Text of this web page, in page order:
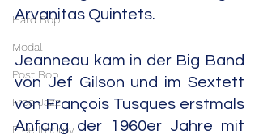
Hard Bop
Modal
Post Bop
Free Jazz
Free Improv
Arvanitas Quintets.
Jeanneau kam in der Big Band
von Jef Gilson und im Sextett
von François Tusques erstmals
Anfang der 1960er Jahre mit